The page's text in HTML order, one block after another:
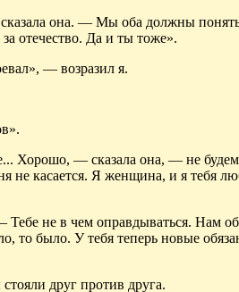
она. — Мы оба должны
отечество. Да и ты тоже».
— возразил я.
Хорошо, — сказала она, — не
не касается. Я женщина, и я тебя
не в чем оправдываться. Нам
то было. У тебя теперь новые
друг против друга.